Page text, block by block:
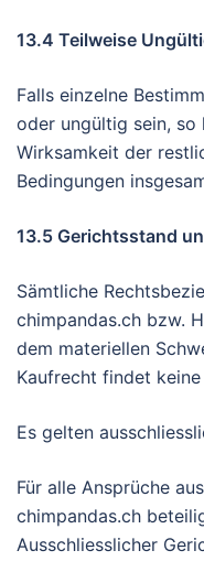
13.4 Teilweise
Falls einzelne
oder ungültig sein, so
Wirksamkeit der
Bedingungen
13.5 Gerichtsstand
Sämtliche
chimpandas.ch bzw.
dem materiellen
Kaufrecht findet
Es gelten
Für alle Ansprüche
chimpandas.ch
Ausschliesslicher